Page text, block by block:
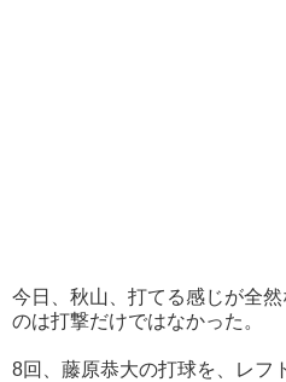
今日、秋山、打てる感じが全
のは打撃だけではなかった。
8回、藤原恭大の打球を、レフ